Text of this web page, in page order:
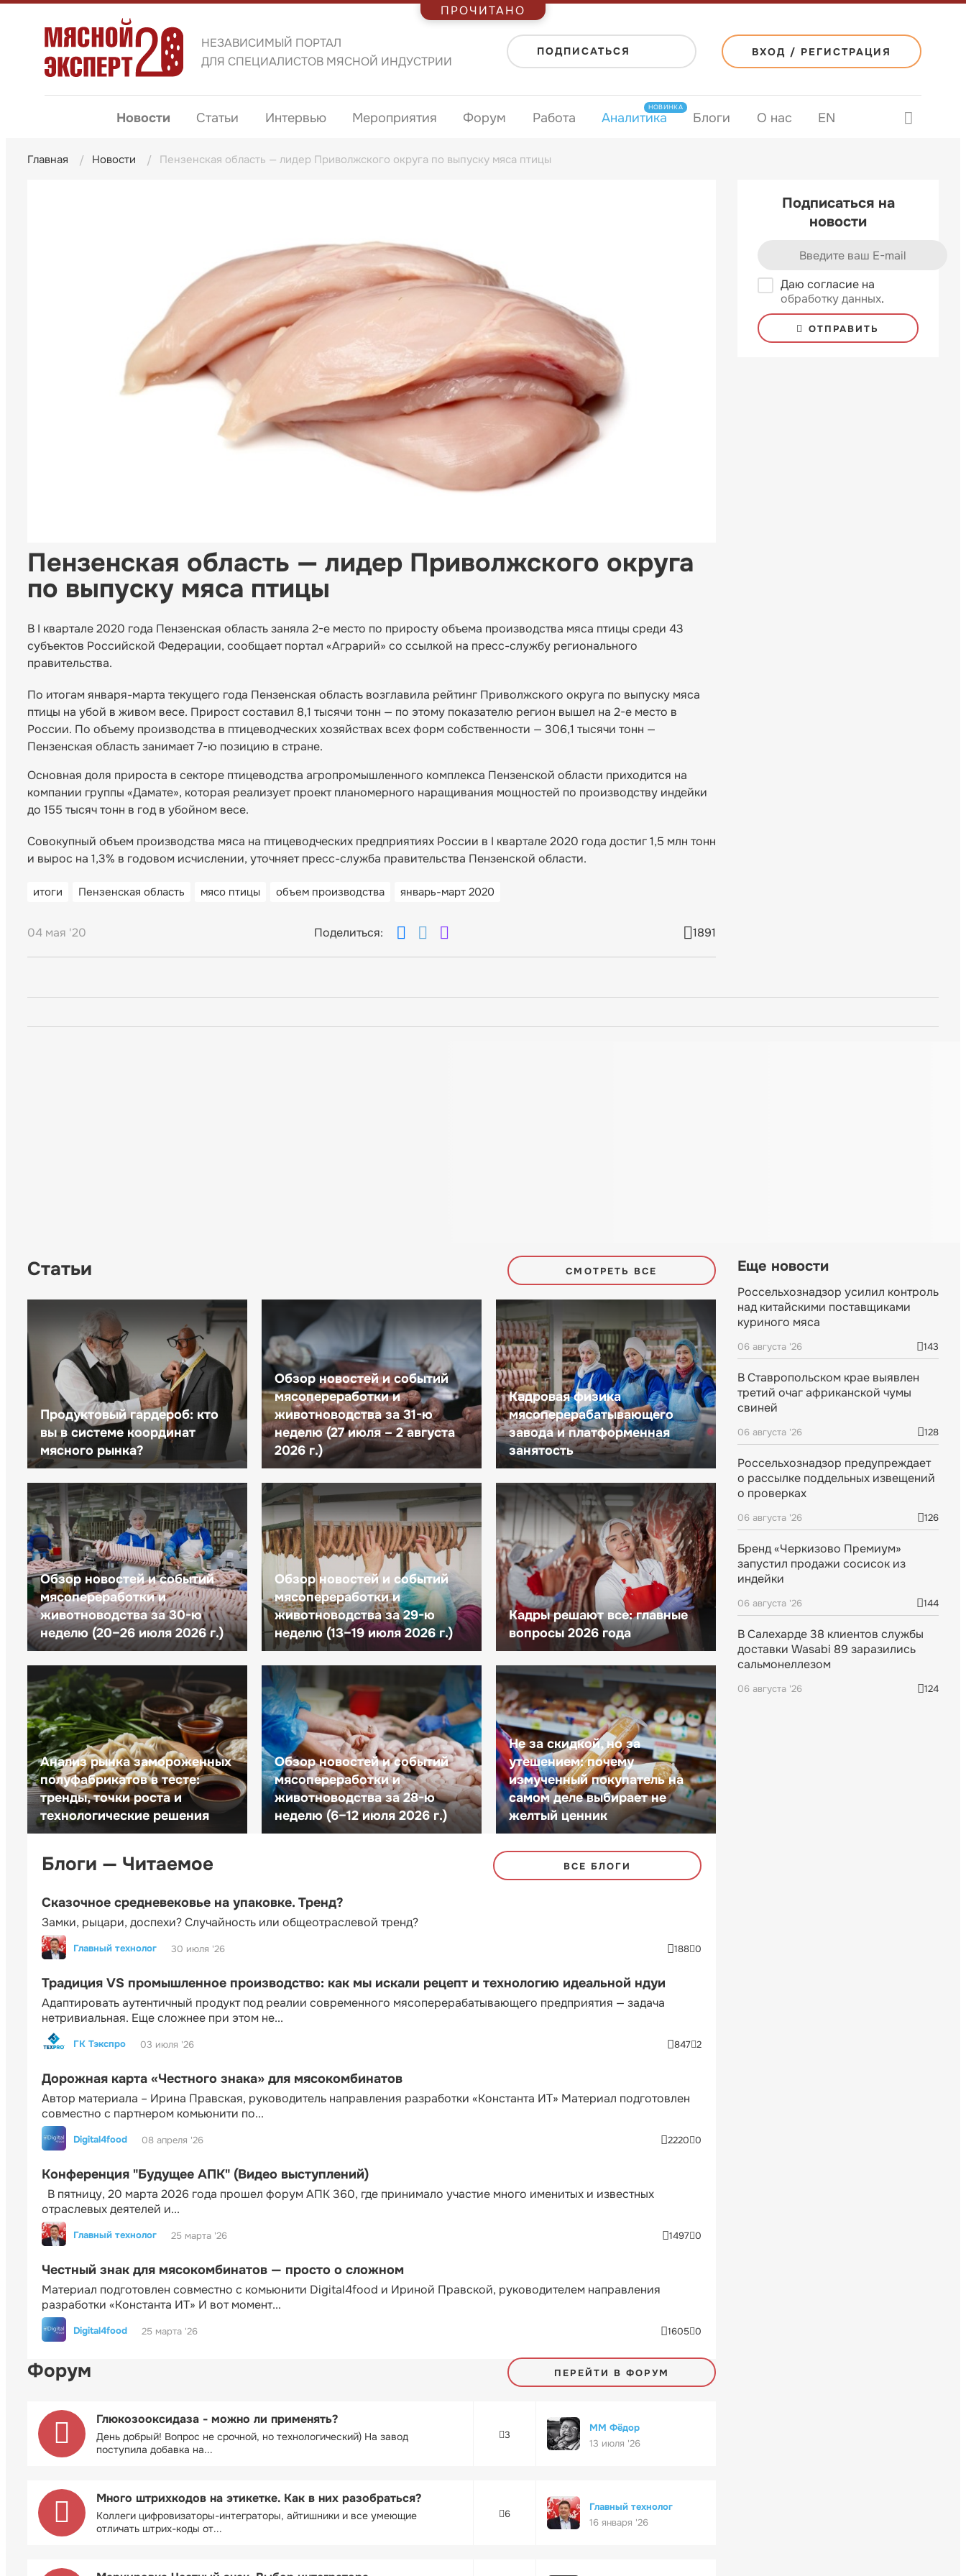
НЕЗАВИСИМЫЙ ПОРТАЛ
ДЛЯ СПЕЦИАЛИСТОВ МЯСНОЙ ИНДУСТРИИ
ПОДПИСАТЬСЯ ВХОД / РЕГИСТРАЦИЯ
Новости Статьи Интервью Мероприятия Форум Работа Аналитика
НОВИНКА
Блоги О нас EN
Главная Новости Пензенская область — лидер Приволжского округа по выпуску мяса птицы
Пензенская область — лидер Приволжского округа
по выпуску мяса птицы
В I квартале 2020 года Пензенская область заняла 2-е место по приросту объема производства мяса птицы среди 43
субъектов Российской Федерации, сообщает портал «Аграрий» со ссылкой на пресс-службу регионального
правительства.
По итогам января-марта текущего года Пензенская область возглавила рейтинг Приволжского округа по выпуску мяса
птицы на убой в живом весе. Прирост составил 8,1 тысячи тонн — по этому показателю регион вышел на 2-е место в
России. По объему производства в птицеводческих хозяйствах всех форм собственности — 306,1 тысячи тонн —
Пензенская область занимает 7-ю позицию в стране.
Основная доля прироста в секторе птицеводства агропромышленного комплекса Пензенской области приходится на
компании группы «Дамате», которая реализует проект планомерного наращивания мощностей по производству индейки
до 155 тысяч тонн в год в убойном весе.
Совокупный объем производства мяса на птицеводческих предприятиях России в I квартале 2020 года достиг 1,5 млн тонн
и вырос на 1,3% в годовом исчислении, уточняет пресс-служба правительства Пензенской области.
итоги Пензенская область мясо птицы объем производства январь-март 2020
04 мая '20 Поделиться: 1891
Подписаться на
новости
Даю согласие на
обработку данных.
ОТПРАВИТЬ
Статьи СМОТРЕТЬ ВСЕ
Продуктовый гардероб: кто
вы в системе координат
мясного рынка?
Обзор новостей и событий
мясопереработки и
животноводства за 31-ю
неделю (27 июля – 2 августа
2026 г.)
Кадровая физика
мясоперерабатывающего
завода и платформенная
занятость
Обзор новостей и событий
мясопереработки и
животноводства за 30-ю
неделю (20–26 июля 2026 г.)
Обзор новостей и событий
мясопереработки и
животноводства за 29-ю
неделю (13–19 июля 2026 г.)
Кадры решают все: главные
вопросы 2026 года
Анализ рынка замороженных
полуфабрикатов в тесте:
тренды, точки роста и
технологические решения
Обзор новостей и событий
мясопереработки и
животноводства за 28-ю
неделю (6–12 июля 2026 г.)
Не за скидкой, но за
утешением: почему
измученный покупатель на
самом деле выбирает не
желтый ценник
Блоги — Читаемое ВСЕ БЛОГИ
Сказочное средневековье на упаковке. Тренд?
Замки, рыцари, доспехи? Случайность или общеотраслевой тренд?
Главный технолог 30 июля '26 188 0
Традиция VS промышленное производство: как мы искали рецепт и технологию идеальной ндуи
Адаптировать аутентичный продукт под реалии современного мясоперерабатывающего предприятия — задача
нетривиальная. Еще сложнее при этом не...
ГК Тэкспро 03 июля '26 847 2
Дорожная карта «Честного знака» для мясокомбинатов
Автор материала – Ирина Правская, руководитель направления разработки «Константа ИТ» Материал подготовлен
совместно с партнером комьюнити по...
Digital4food 08 апреля '26 2220 0
Конференция "Будущее АПК" (Видео выступлений)
В пятницу, 20 марта 2026 года прошел форум АПК 360, где принимало участие много именитых и известных
отраслевых деятелей и...
Главный технолог 25 марта '26 1497 0
Честный знак для мясокомбинатов — просто о сложном
Материал подготовлен совместно с комьюнити Digital4food и Ириной Правской, руководителем направления
разработки «Константа ИТ» И вот момент...
Digital4food 25 марта '26 1605 0
Форум ПЕРЕЙТИ В ФОРУМ
Глюкозооксидаза - можно ли применять?
День добрый! Вопрос не срочной, но технологический) На завод
поступила добавка на...
3
ММ Фёдор
13 июля '26
Много штрихкодов на этикетке. Как в них разобраться?
Коллеги цифровизаторы-интеграторы, айтишники и все умеющие
отличать штрих-коды от...
6
Главный технолог
16 января '26
Еще новости
Россельхознадзор усилил контроль
над китайскими поставщиками
куриного мяса
06 августа '26 143
В Ставропольском крае выявлен
третий очаг африканской чумы
свиней
06 августа '26 128
Россельхознадзор предупреждает
о рассылке поддельных извещений
о проверках
06 августа '26 126
Бренд «Черкизово Премиум»
запустил продажи сосисок из
индейки
06 августа '26 144
В Салехарде 38 клиентов службы
доставки Wasabi 89 заразились
сальмонеллезом
06 августа '26 124
ПРОЧИТАНО